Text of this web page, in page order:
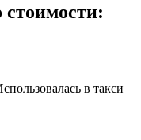
стоимости:
в такси